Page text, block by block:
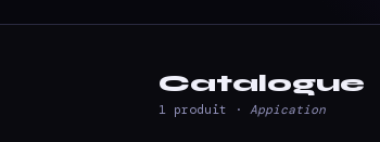
Catalogue
1 produit · Appication